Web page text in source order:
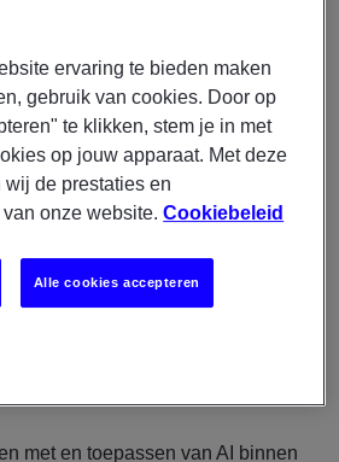
cloudtechnologie.
verbeteren van HMI-software
(frontend & backend)
in o.a. .NET (C#)
bugs en optimaliseren van
met en toepassen van AI binnen
ervaring te bieden maken
gebruik van cookies. Door op
te klikken, stem je in met
op jouw apparaat. Met deze
de prestaties en
onze website.Cookiebeleid
Alle cookies accepteren